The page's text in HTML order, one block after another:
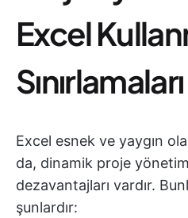
Excel
Sınırlamaları
Excel esnek ve yaygın
da, dinamik proje
dezavantajları vardır.
şunlardır: